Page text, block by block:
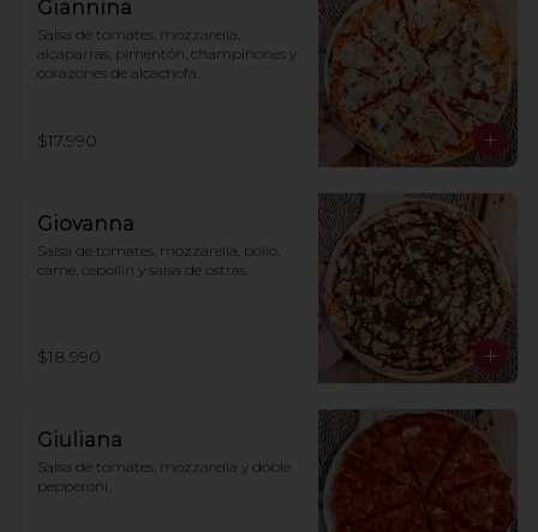
Giannina
Salsa de tomates, mozzarella,
alcaparras, pimentón, champiñones y
corazones de alcachofa.
$17.990
Giovanna
Salsa de tomates, mozzarella, pollo,
carne, cebollín y salsa de ostras.
$18.990
Giuliana
Salsa de tomates, mozzarella y doble
pepperoni.